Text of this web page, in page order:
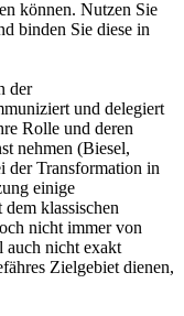
können. Nutzen Sie
binden Sie diese in
der
und delegiert
Rolle und deren
nehmen (Biesel,
der Transformation in
einige
klassischen
nicht immer von
auch nicht exakt
Zielgebiet dienen,